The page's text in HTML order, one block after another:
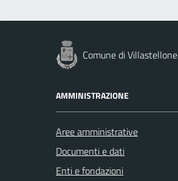
Comune di Villastellone
AMMINISTRAZIONE
Aree amministrative
Documenti e dati
Enti e fondazioni